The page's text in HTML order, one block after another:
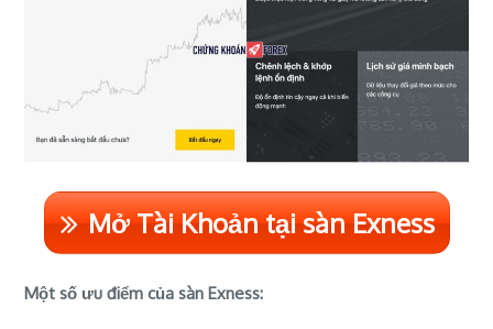
Mở Tài Khoản tại sàn Exness
Một số ưu điểm của sàn Exness: